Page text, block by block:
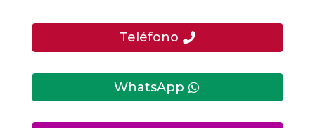
Teléfono
WhatsApp